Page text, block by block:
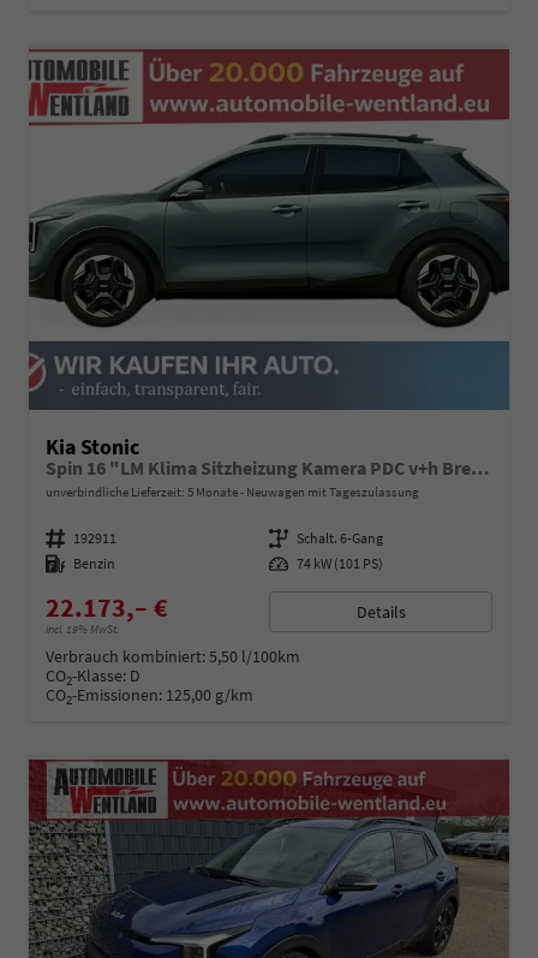
Kia Stonic
Spin 16 "LM Klima Sitzheizung Kamera PDC v+h Bremsassistent Lenkradheizung
unverbindliche Lieferzeit: 5 Monate Neuwagen mit Tageszulassung
Fahrzeugnummer 192911 Getriebe Schalt. 6-Gang
Kraftstoff Benzin Leistung 74 kW (101 PS)
22.173,– €
incl. 19% MwSt.
Details
Verbrauch kombiniert:5,50 l/100km
CO2-Klasse: D
CO2-Emissionen: 125,00 g/km